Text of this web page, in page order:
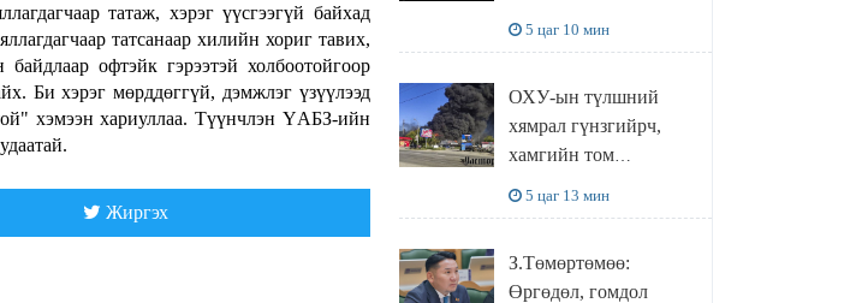
татаж, хэрэг үүсгээгүй байхад
татсанаар хилийн хориг тавих,
офтэйк гэрээтэй холбоотойгоор
Би хэрэг мөрддөггүй, дэмжлэг үзүүлээд
хэмээн хариуллаа. Түүнчлэн ҮАБЗ-ийн
Жиргэх
зардлаа “ИНҮТ”
ТӨХХК даажээ
5 цаг 10 мин
ОХУ-ын түлшний
хямрал гүнзгийрч,
хамгийн том
5 цаг 13 мин
З.Төмөртөмөө:
Өргөдөл, гомдол